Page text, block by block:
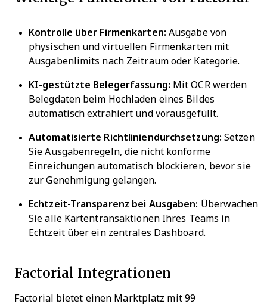
Kontrolle über Firmenkarten: Ausgabe von
physischen und virtuellen Firmenkarten mit
Ausgabenlimits nach Zeitraum oder Kategorie.
KI-gestützte Belegerfassung: Mit OCR werden
Belegdaten beim Hochladen eines Bildes
automatisch extrahiert und vorausgefüllt.
Automatisierte Richtliniendurchsetzung: Setzen
Sie Ausgabenregeln, die nicht konforme
Einreichungen automatisch blockieren, bevor sie
zur Genehmigung gelangen.
Echtzeit-Transparenz bei Ausgaben: Überwachen
Sie alle Kartentransaktionen Ihres Teams in
Echtzeit über ein zentrales Dashboard.
Factorial Integrationen
Factorial bietet einen Marktplatz mit 99